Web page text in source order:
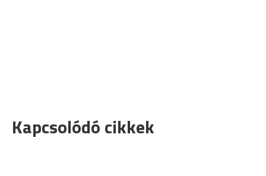
Kapcsolódó cikkek